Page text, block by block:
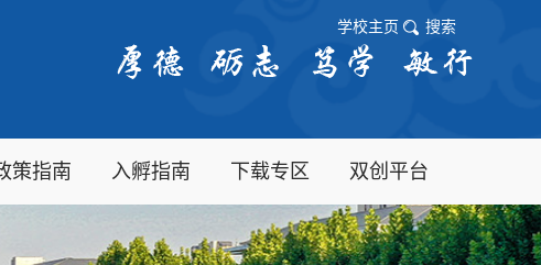
学校主页 搜索
策指南 入孵指南 下载专区 双创平台